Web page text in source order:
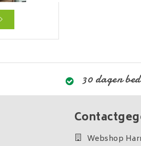
30 dagen
Webshop